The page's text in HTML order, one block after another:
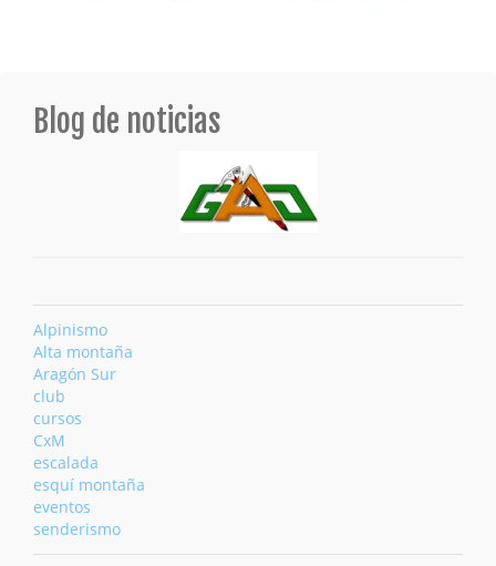
Blog de noticias
Alpinismo
Alta montaña
Aragón Sur
club
cursos
CxM
escalada
esquí montaña
eventos
senderismo